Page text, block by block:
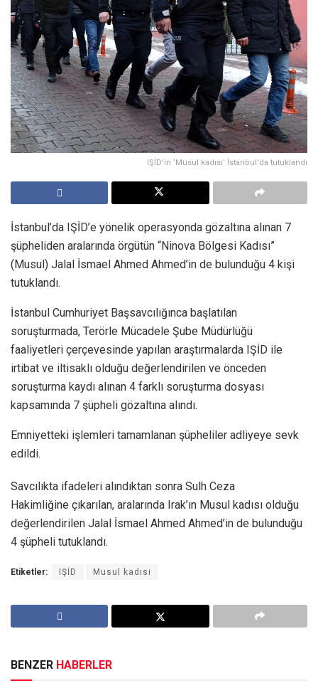
IŞİD'in ‘Musul kadısı’ İstanbul'da tutuklandı
İstanbul’da IŞİD’e yönelik operasyonda gözaltına alınan 7
şüpheliden aralarında örgütün “Ninova Bölgesi Kadısı”
(Musul) Jalal İsmael Ahmed Ahmed’in de bulunduğu 4 kişi
tutuklandı.
İstanbul Cumhuriyet Başsavcılığınca başlatılan
soruşturmada, Terörle Mücadele Şube Müdürlüğü
faaliyetleri çerçevesinde yapılan araştırmalarda IŞİD ile
irtibat ve iltisaklı olduğu değerlendirilen ve önceden
soruşturma kaydı alınan 4 farklı soruşturma dosyası
kapsamında 7 şüpheli gözaltına alındı.
Emniyetteki işlemleri tamamlanan şüpheliler adliyeye sevk
edildi.
Savcılıkta ifadeleri alındıktan sonra Sulh Ceza
Hakimliğine çıkarılan, aralarında Irak’ın Musul kadısı olduğu
değerlendirilen Jalal İsmael Ahmed Ahmed’in de bulunduğu
4 şüpheli tutuklandı.
Etiketler: IŞİD Musul kadısı
BENZER HABERLER